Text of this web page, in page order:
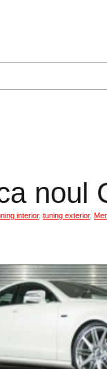
noul
interior, tuning exterior,